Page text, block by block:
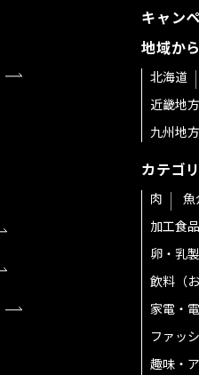
キャン
地域か
北海道
近畿地方
九州地方
カテゴ
肉 魚
加工食品
卵・乳
飲料（
家電・
ファッ
趣味・